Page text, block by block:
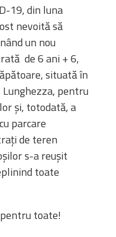
19, din luna
nevoită să
un nou
de 6 ani + 6,
situată în
pentru
și, totodată, a
parcare
de teren
s-a reușit
toate
toate!